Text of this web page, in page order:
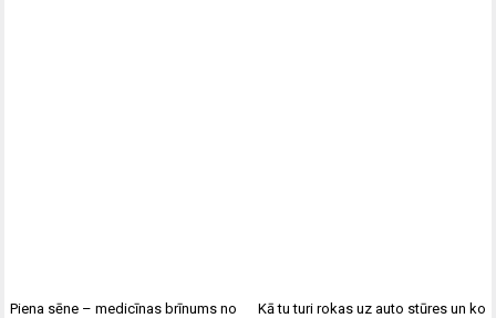
Piena sēne – medicīnas brīnums no
Kā tu turi rokas uz auto stūres un ko